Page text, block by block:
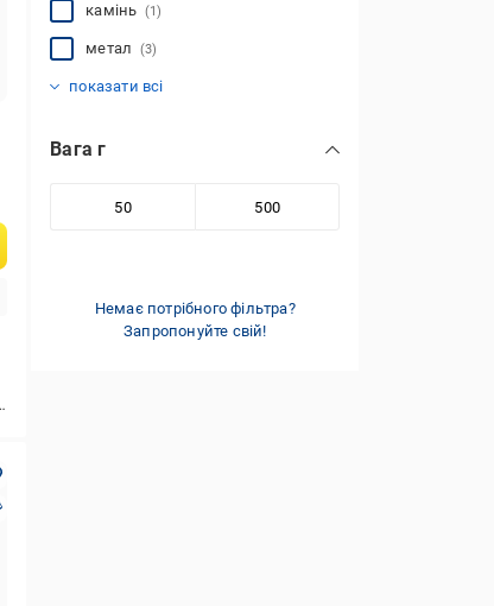
камінь (1)
метал (3)
показати всі
Вага г
Немає потрібного фільтра?
Запропонуйте свій!